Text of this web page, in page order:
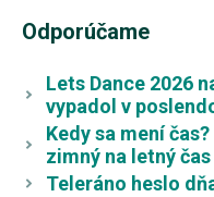
Odporúčame
Lets Dance 2026
vypadol v
Kedy sa mení
zimný na letný
Teleráno heslo